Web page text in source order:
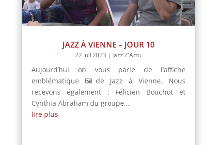
JAZZ À VIENNE – JOUR 10
22 Juil 2023 | Jazz'Z'Actu
Aujourd’hui on vous parle de l’affiche
emblématique 🖼️de Jazz à Vienne. Nous
recevons également : Félicien Bouchot et
Cynthia Abraham du groupe...
lire plus